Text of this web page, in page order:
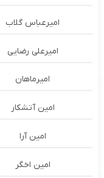
امیرعباس گلاب
امیرعلی رضایی
امیرماهان
امین آتشکار
امین آرا
امین اخگر